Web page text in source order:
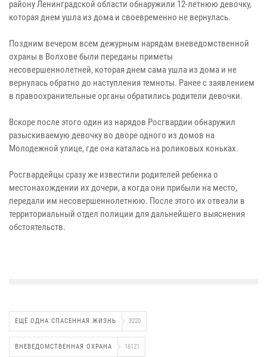
району Ленинградской области обнаружили 12-летнюю девочку,
которая днем ушла из дома и своевременно не вернулась.
Поздним вечером всем дежурным нарядам вневедомственной
охраны в Волхове были переданы приметы
несовершеннолетней, которая днем сама ушла из дома и не
вернулась обратно до наступления темноты. Ранее с заявлением
в правоохранительные органы обратились родители девочки.
Вскоре после этого один из нарядов Росгвардии обнаружил
разыскиваемую девочку во дворе одного из домов на
Молодежной улице, где она каталась на роликовых коньках.
Росгвардейцы сразу же известили родителей ребенка о
местонахождении их дочери, а когда они прибыли на место,
передали им несовершеннолетнюю. После этого их отвезли в
территориальный отдел полиции для дальнейшего выяснения
обстоятельств.
ЕЩЁ ОДНА СПАСЕННАЯ ЖИЗНЬ 3220
ВНЕВЕДОМСТВЕННАЯ ОХРАНА 16121